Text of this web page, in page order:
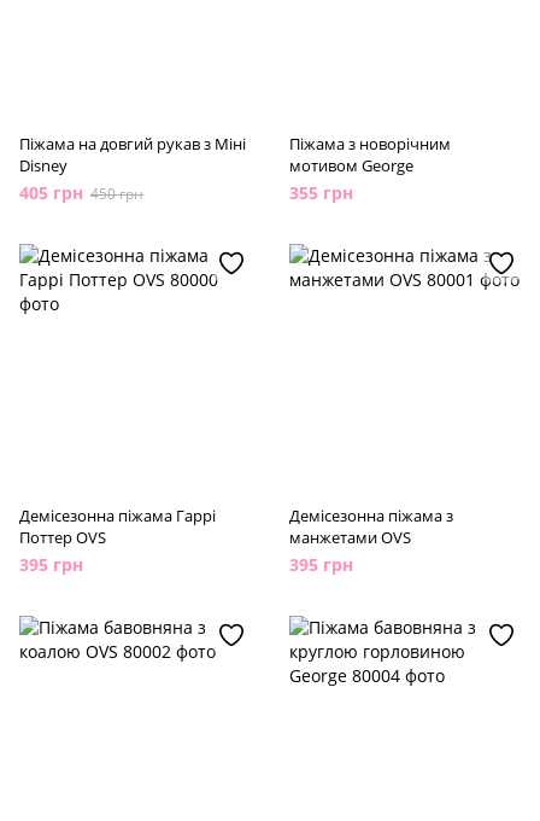
Піжама на довгий рукав з Міні
Disney
405 грн 450 грн
Піжама з новорічним
мотивом George
355 грн
Демісезонна піжама Гаррі
Поттер OVS
395 грн
Демісезонна піжама з
манжетами OVS
395 грн